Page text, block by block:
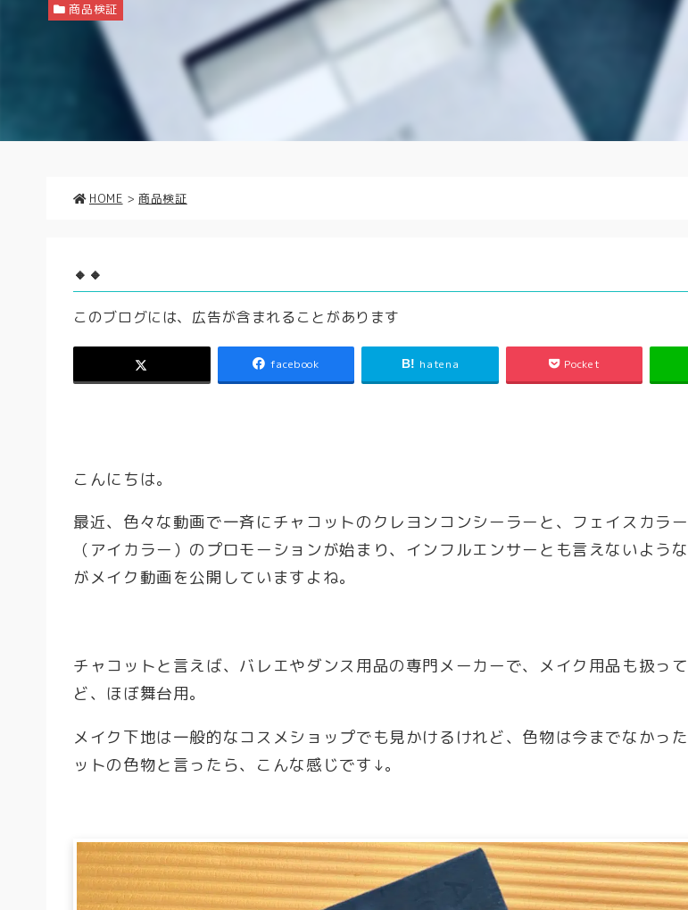
商品検証
HOME > 商品検証
🔸🔸
このブログには、広告が含まれることがあります
facebook hatena Pocket
こんにちは。
最近、色々な動画で一斉にチャコットのクレヨンコンシーラーと、フェイスカラ
（アイカラー）のプロモーションが始まり、インフルエンサーとも言えないよう
がメイク動画を公開していますよね。
チャコットと言えば、バレエやダンス用品の専門メーカーで、メイク用品も扱っ
ど、ほぼ舞台用。
メイク下地は一般的なコスメショップでも見かけるけれど、色物は今までなかっ
ットの色物と言ったら、こんな感じです↓。